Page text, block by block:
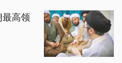
高领